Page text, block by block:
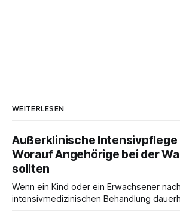
WEITERLESEN
Außerklinische Intensivpflege
Worauf Angehörige bei der
sollten
Wenn ein Kind oder ein Erwachsener
intensivmedizinischen Behandlung